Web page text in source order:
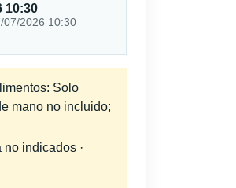
10:30
07/2026 10:30
Solo
mano no incluido;
indicados ·